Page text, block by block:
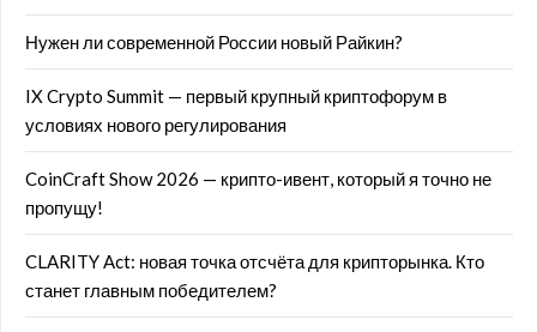
Нужен ли современной России новый Райкин?
IX Crypto Summit — первый крупный криптофорум в
условиях нового регулирования
CoinCraft Show 2026 — крипто-ивент, который я точно не
пропущу!
CLARITY Act: новая точка отсчёта для крипторынка. Кто
станет главным победителем?